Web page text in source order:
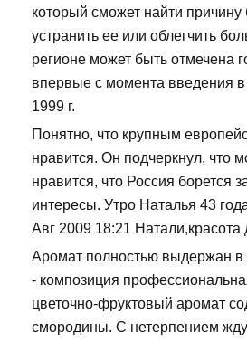
который сможет найти причину
устранить ее или облегчить
регионе может быть отмечена
впервые с момента введения
1999 г.
Понятно, что крупным
нравится. Он подчеркнул, что
нравится, что Россия борется
интересы. Утро Наталья 43
Авг 2009 18:21 Натали,красота
Аромат полностью выдержан в
- композиция
цветочно-фруктовый аромат
смородины. С нетерпением